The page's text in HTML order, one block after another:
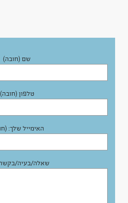
שם (חובה)
טלפון (חובה)
האימייל שלך: (חובה)
שאלה/בעיה/בקשה שלך: